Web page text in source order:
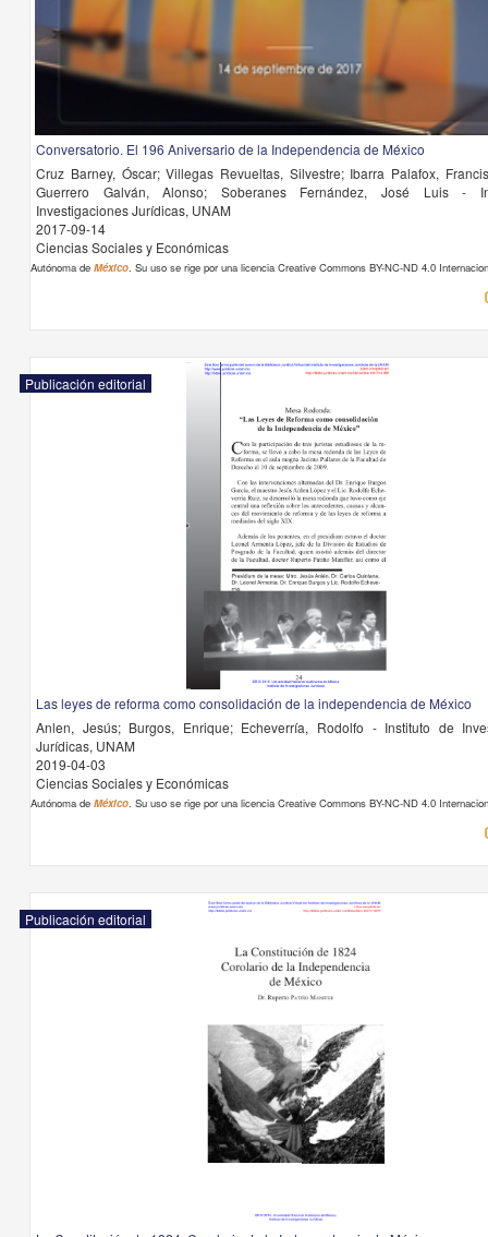
Conversatorio. El 196 Aniversario de la Independencia de México
Cruz Barney, Óscar; Villegas Revueltas, Silvestre; Ibarra Palafox,
Guerrero Galván, Alonso; Soberanes Fernández, José Luis -
Investigaciones Jurídicas, UNAM
2017-09-14
Ciencias Sociales y Económicas
Autónoma deMéxico. Su uso se rige por una licencia Creative Commons BY-NC-ND 4.0
Publicación editorial
Las leyes de reforma como consolidación de la independencia de México
Anlen, Jesús; Burgos, Enrique; Echeverría, Rodolfo - Instituto de
Jurídicas, UNAM
2019-04-03
Ciencias Sociales y Económicas
Autónoma deMéxico. Su uso se rige por una licencia Creative Commons BY-NC-ND 4.0
Publicación editorial